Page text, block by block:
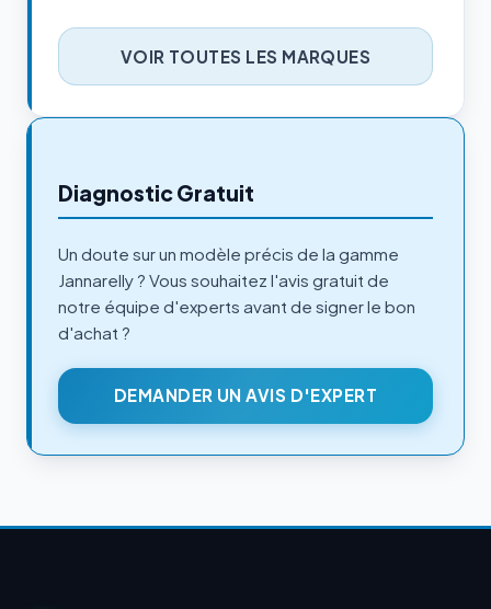
VOIR TOUTES LES MARQUES
Diagnostic Gratuit
Un doute sur un modèle précis de la gamme
Jannarelly ? Vous souhaitez l'avis gratuit de
notre équipe d'experts avant de signer le bon
d'achat ?
DEMANDER UN AVIS D'EXPERT